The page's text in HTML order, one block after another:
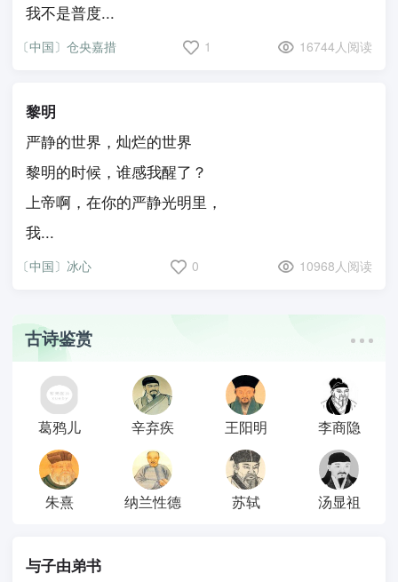
我不是普度...
〔中国〕仓央嘉措 1 16744人阅读
黎明
严静的世界，灿烂的世界
黎明的时候，谁感我醒了？
上帝啊，在你的严静光明里，
我...
〔中国〕冰心 0 10968人阅读
古诗鉴赏
葛鸦儿 辛弃疾 王阳明 李商隐
朱熹 纳兰性德 苏轼 汤显祖
与子由弟书